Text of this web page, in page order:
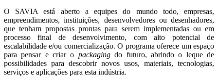
O SAVIA está aberto a equipes do mundo todo, empresas,
empreendimentos, instituições, desenvolvedores ou desenhadores,
que tenham propostas prontas para serem implementadas ou em
processo final de desenvolvimento, com alto potencial de
escalabilidade e/ou comercialização. O programa oferece um espaço
para pensar e criar o packagingdo futuro, abrindo o leque de
possibilidades para descobrir novos usos, materiais, tecnologias,
serviços e aplicações para esta indústria.